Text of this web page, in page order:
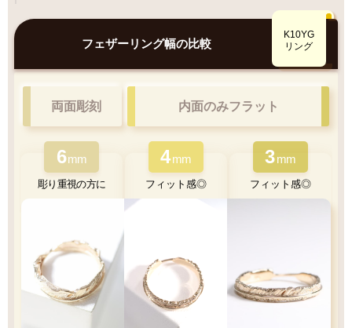
比較
鮮やかで美しい光沢
肌なじみ◎優しい色味
K10YG
フェザーリング幅の比較
K10YG
リング
両面彫刻 内面のみフラット
6mm
彫り重視の方に
4mm
フィット感◎
3mm
フィット感◎